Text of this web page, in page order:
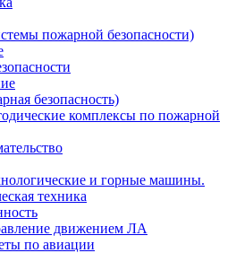
пожарной безопасности)
безопасность)
комплексы по пожарной
и горные машины.
техника
движением ЛА
по авиации